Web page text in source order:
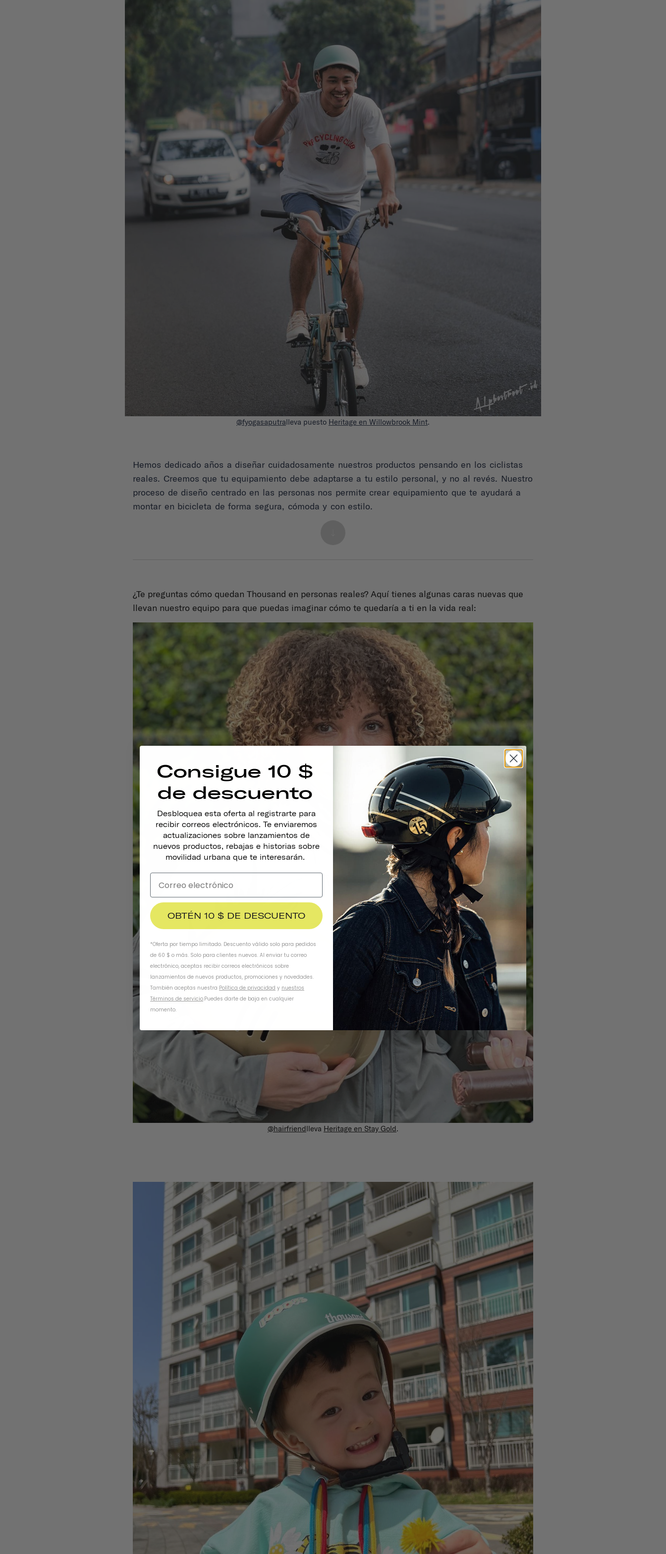
@fyogasaputralleva puesto Heritage en Willowbrook Mint.
Hemos dedicado años a diseñar cuidadosamente nuestros productos pensando en los ciclistas
reales. Creemos que tu equipamiento debe adaptarse a tu estilo personal, y no al revés. Nuestro
proceso de diseño centrado en las personas nos permite crear equipamiento que te ayudará a
montar en bicicleta de forma segura, cómoda y con estilo.
¿Te preguntas cómo quedan Thousand en personas reales? Aquí tienes algunas caras nuevas que
llevan nuestro equipo para que puedas imaginar cómo te quedaría a ti en la vida real:
@hairfriendlleva Heritage en Stay Gold.
Consigue 10 $
de descuento
Desbloquea esta oferta al registrarte para
recibir correos electrónicos. Te enviaremos
actualizaciones sobre lanzamientos de
nuevos productos, rebajas e historias sobre
movilidad urbana que te interesarán.
OBTÉN 10 $ DE DESCUENTO
*Oferta por tiempo limitado. Descuento válido solo para pedidos
de 60 $ o más. Solo para clientes nuevos. Al enviar tu correo
electrónico, aceptas recibir correos electrónicos sobre
lanzamientos de nuevos productos, promociones y novedades.
También aceptas nuestra Política de privacidad y nuestros
Términos de servicio.Puedes darte de baja en cualquier
momento.